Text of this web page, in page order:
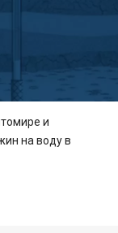
и
на воду в